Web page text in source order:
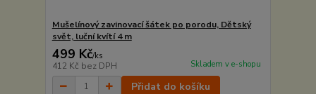
Mušelínový zavinovací šátek po porodu, Dětský
svět, luční kvítí 4 m
499 Kč/ks
412 Kč bez DPH Skladem v e-shopu
Přidat do košíku